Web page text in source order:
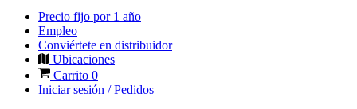
Precio fijo por 1 año
Empleo
Conviértete en distribuidor
Ubicaciones
Carrito 0
Iniciar sesión / Pedidos